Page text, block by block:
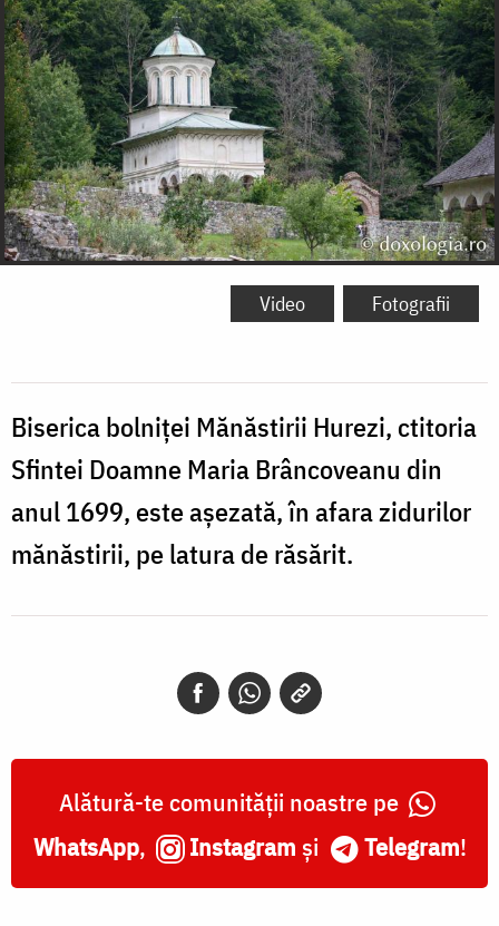
Video Fotografii
Biserica bolniței Mănăstirii Hurezi, ctitoria
Sfintei Doamne Maria Brâncoveanu din
anul 1699, este așezată, în afara zidurilor
mănăstirii, pe latura de răsărit.
Alătură-te comunității noastre pe
WhatsApp, Instagram și Telegram!